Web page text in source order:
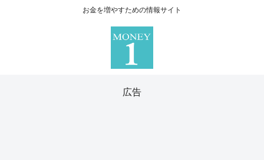
お金を増やすための情報サイト
広告